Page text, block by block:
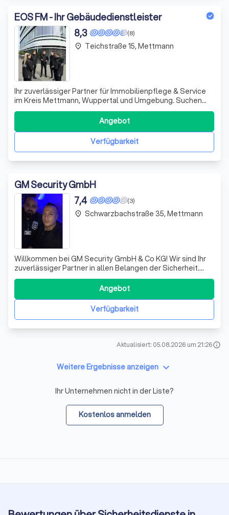
EOS FM - Ihr Gebäudedienstleister
(8)
8,3
Ihr zuverlässiger Partner für Immobilienpflege & Service
im Kreis Mettmann, Wuppertal und Umgebung. Suchen
Sie einen Partner, der sich um Ihre Immobilie kümmert, als
wäre es seine eigene? Willkommen bei EOS FM. Wir
bieten Ihnen ein ganzheitliches Spektrum rund um die
Objektbetreuung und professione
Verfügbarkeit
Angebot
place Teichstraße 15, Mettmann
GM Security GmbH
(3)
7,4
Willkommen bei GM Security GmbH & Co KG! Wir sind Ihr
zuverlässiger Partner in allen Belangen der Sicherheit.
Unser breites Spektrum an Dienstleistungen reicht von
Objektschutz über Personenschutz bis hin zu Eventschutz
und Baustellenüberwachung. Wir verstehen uns als
Partner, Helfer und Wächter, di
Verfügbarkeit
Angebot
place Schwarzbachstraße 35, Mettmann
Aktualisiert: 05.08.2026 um 21:26info
Weitere Ergebnisse anzeigen keyboard_arrow_down
Ihr Unternehmen nicht in der Liste?
Kostenlos anmelden